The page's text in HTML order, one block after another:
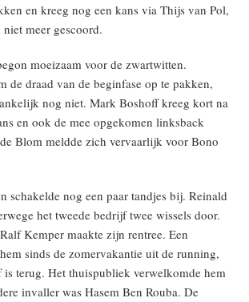
en kreeg nog een kans via Thijs van Pol,
meer gescoord.
moeizaam voor de zwartwitten.
de draad van de beginfase op te pakken,
nog niet. Mark Boshoff kreeg kort na
en ook de mee opgekomen linksback
Blom meldde zich vervaarlijk voor Bono
schakelde nog een paar tandjes bij. Reinald
het tweede bedrijf twee wissels door.
Kemper maakte zijn rentree. Een
sinds de zomervakantie uit de running,
is terug. Het thuispubliek verwelkomde hem
invaller was Hasem Ben Rouba. De